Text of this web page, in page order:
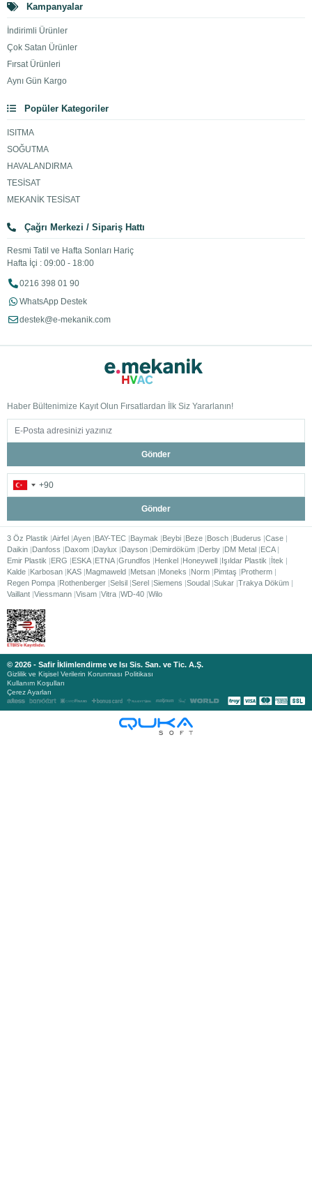
Kampanyalar
İndirimli Ürünler
Çok Satan Ürünler
Fırsat Ürünleri
Aynı Gün Kargo
Popüler Kategoriler
ISITMA
SOĞUTMA
HAVALANDIRMA
TESİSAT
MEKANİK TESİSAT
Çağrı Merkezi / Sipariş Hattı
Resmi Tatil ve Hafta Sonları Hariç
Hafta İçi : 09:00 - 18:00
0216 398 01 90
WhatsApp Destek
destek@e-mekanik.com
Haber Bültenimize Kayıt Olun Fırsatlardan İlk Siz Yararlanın!
Gönder
Gönder
3 Öz Plastik Airfel Ayen BAY-TEC Baymak Beybi Beze Bosch Buderus Case
Daikin Danfoss Daxom Daylux Dayson Demirdöküm Derby DM Metal ECA
Emir Plastik
ERG ESKA ETNA Grundfos Henkel Honeywell Işıldar Plastik
İtek
Kalde Karbosan KAS Magmaweld Metsan Moneks Norm Pimtaş
Protherm
Regen Pompa Rothenberger Selsil Serel Siemens Soudal Sukar Trakya Döküm
Vaillant Viessmann Visam Vitra WD-40 Wilo
© 2026 - Safir İklimlendirme ve Isı Sis. San. ve Tic. A.Ş.
Gizlilik ve Kişisel Verilerin Korunması Politikası
Kullanım Koşulları
Çerez Ayarları